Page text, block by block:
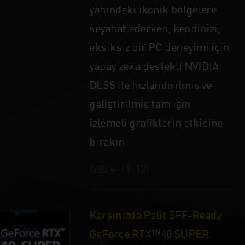
yanındaki ikonik bölgelere
seyahat ederken, kendinizi,
eksiksiz bir PC deneyimi için
yapay zeka destekli NVIDIA
DLSS ile hızlandırılmış ve
geliştirilmiş tam ışın
izlemeli grafiklerin etkisine
bırakın.
Karşınızda Palit SFF-Ready
GeForce RTX™40 SUPER